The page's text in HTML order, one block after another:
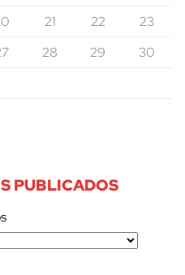
21 22
23
28 29
30
PUBLICADOS